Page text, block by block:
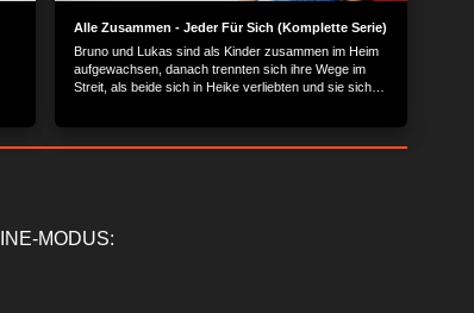
Alle Zusammen - Jeder Für Sich (Komplette Serie)
Bruno und Lukas sind als Kinder zusammen im Heim
aufgewachsen, danach trennten sich ihre Wege im
Streit, als beide sich in Heike verliebten und sie sich
MODUS: